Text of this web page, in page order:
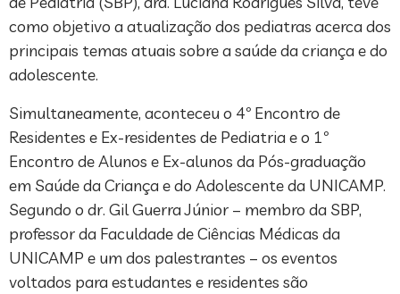
como objetivo a atualização dos pediatras acerca dos
principais temas atuais sobre a saúde da criança e do
adolescente.
Simultaneamente, aconteceu o 4º Encontro de
Residentes e Ex-residentes de Pediatria e o 1º
Encontro de Alunos e Ex-alunos da Pós-graduação
em Saúde da Criança e do Adolescente da UNICAMP.
Segundo o dr. Gil Guerra Júnior – membro da SBP,
professor da Faculdade de Ciências Médicas da
UNICAMP e um dos palestrantes – os eventos
voltados para estudantes e residentes são